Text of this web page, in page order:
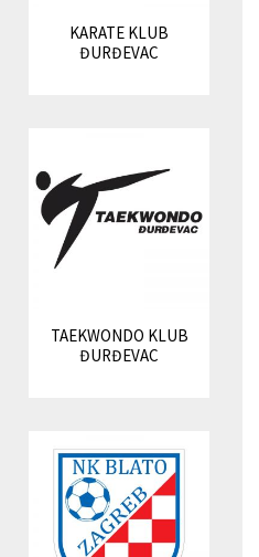
KARATE KLUB
ĐURĐEVAC
TAEKWONDO KLUB
ĐURĐEVAC